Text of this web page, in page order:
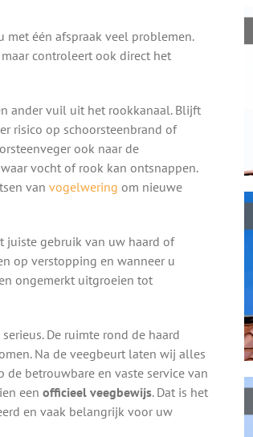
met één afspraak veel problemen.
controleert ook direct het
ander vuil uit het rookkanaal. Blijft
risico op schoorsteenbrand of
ook naar de
vocht of rook kan ontsnappen.
van vogelwering om nieuwe
juiste gebruik van uw haard of
op verstopping en wanneer u
ongemerkt uitgroeien tot
De ruimte rond de haard
Na de veegbeurt laten wij alles
betrouwbare en vaste service van
een officieel veegbewijs. Dat is het
en vaak belangrijk voor uw